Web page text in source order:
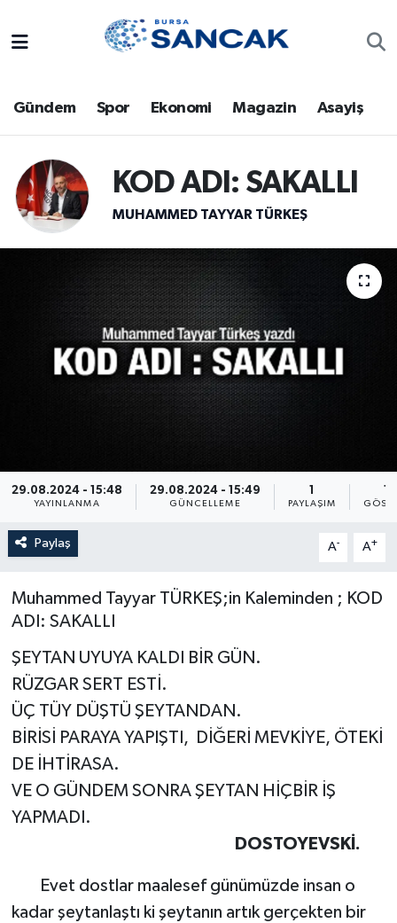
Gündem Spor Ekonomi Magazin Asayiş
KOD ADI: SAKALLI
MUHAMMED TAYYAR TÜRKEŞ
29.08.2024 - 15:48
YAYINLANMA
29.08.2024 - 15:49
GÜNCELLEME PAYLAŞIM
Paylaş A- A+
Muhammed Tayyar TÜRKEŞ;in Kaleminden ; KOD
ADI: SAKALLI
ŞEYTAN UYUYA KALDI BİR GÜN.
RÜZGAR SERT ESTİ.
ÜÇ TÜY DÜŞTÜ ŞEYTANDAN.
BİRİSİ PARAYA YAPIŞTI, DİĞERİ MEVKİYE, ÖTEKİ
DE İHTİRASA.
VE O GÜNDEM SONRA ŞEYTAN HİÇBİR İŞ
YAPMADI.
DOSTOYEVSKİ.
Evet dostlar maalesef günümüzde insan o
kadar şeytanlaştı ki şeytanın artık gerçekten bir
Bursa
Dünya
Eğitim
Ekonomi
Genel
Gündem
Siyaset
Trafik Durumu
Süper Lig Puan Durumu ve Fikstür
Tüm Manşetler
Son Dakika Haberleri
Haber Arşivi